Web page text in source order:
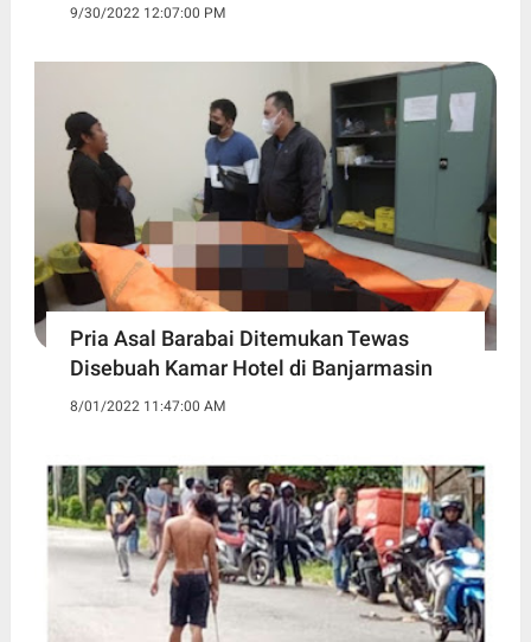
9/30/2022 12:07:00 PM
Pria Asal Barabai Ditemukan Tewas
Disebuah Kamar Hotel di Banjarmasin
8/01/2022 11:47:00 AM